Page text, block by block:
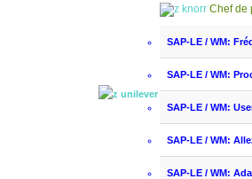
Chef de
SAP-LE / WM:
SAP-LE / WM:
SAP-LE / WM:
SAP-LE / WM:
SAP-LE / WM: